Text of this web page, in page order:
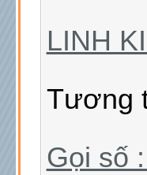
LINH
Tương
Gọi số